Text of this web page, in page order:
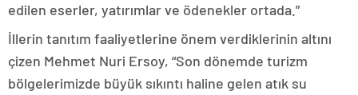
edilen eserler, yatırımlar ve ödenekler ortada.”
İllerin tanıtım faaliyetlerine önem verdiklerinin altını
çizen Mehmet Nuri Ersoy, “Son dönemde turizm
bölgelerimizde büyük sıkıntı haline gelen atık su